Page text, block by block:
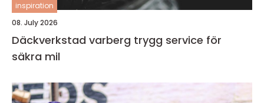
inspiration
08. July 2026
Däckverkstad varberg trygg service för
säkra mil